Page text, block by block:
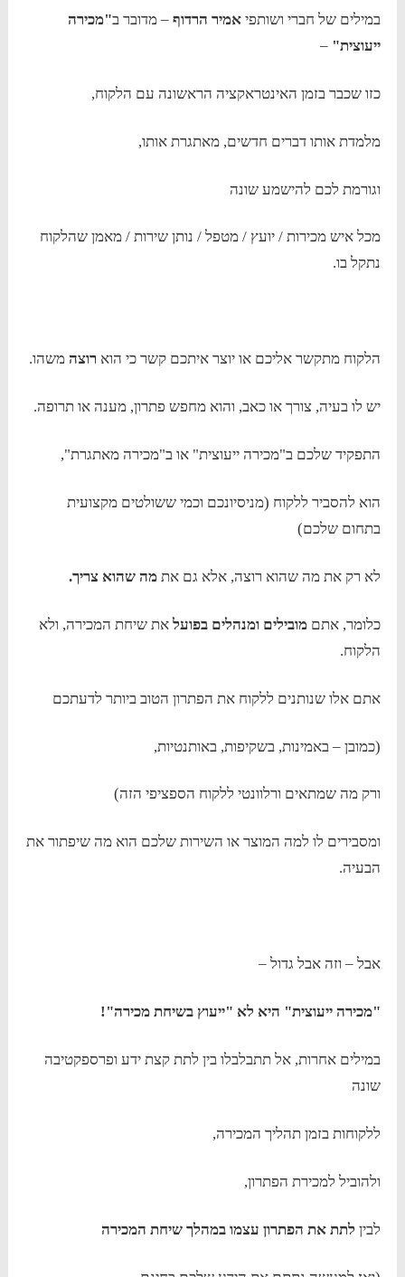
במילים של חברי ושותפיאמיר הרדוף – מדובר ב"מכירה
ייעוצית" –
כזו שכבר בזמן האינטראקציה הראשונה עם הלקוח,
מלמדת אותו דברים חדשים, מאתגרת אותו,
וגורמת לכם להישמע שונה
מכל איש מכירות / יועץ / מטפל / נותן שירות / מאמן שהלקוח
נתקל בו.
הלקוח מתקשר אליכם או יוצר איתכם קשר כי הוא רוצה משהו.
יש לו בעיה, צורך או כאב, והוא מחפש פתרון, מענה או תרופה.
התפקיד שלכם ב"מכירה ייעוצית" או ב"מכירה מאתגרת",
הוא להסביר ללקוח (מניסיונכם וכמי ששולטים מקצועית
בתחום שלכם)
לא רק את מה שהוא רוצה, אלא גם אתמה שהוא צריך.
כלומר, אתםמובילים ומנהלים בפועלאת שיחת המכירה, ולא
הלקוח.
אתם אלו שנותנים ללקוח את הפתרון הטוב ביותר לדעתכם
(כמובן – באמינות, בשקיפות, באותנטיות,
ורק מה שמתאים ורלוונטי ללקוח הספציפי הזה)
ומסבירים לו למה המוצר או השירות שלכם הוא מה שיפתור את
הבעיה.
אבל – וזה אבל גדול –
"מכירה ייעוצית" היא לא "ייעוץ בשיחת מכירה"!
במילים אחרות, אל תתבלבלו בין לתת קצת ידע ופרספקטיבה
שונה
ללקוחות בזמן תהליך המכירה,
ולהוביל למכירת הפתרון,
לבין לתת את הפתרון עצמו במהלך שיחת המכירה